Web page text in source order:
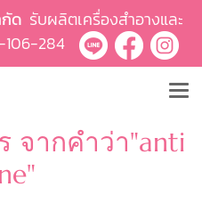
ด รับผลิตเครื่องสำอางและ
284
จากคำว่า"anti